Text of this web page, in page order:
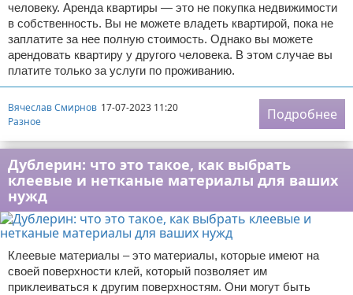
человеку. Аренда квартиры — это не покупка недвижимости
в собственность. Вы не можете владеть квартирой, пока не
заплатите за нее полную стоимость. Однако вы можете
арендовать квартиру у другого человека. В этом случае вы
платите только за услуги по проживанию.
Вячеслав Смирнов 17-07-2023 11:20
Разное
Подробнее
Дублерин: что это такое, как выбрать
клеевые и нетканые материалы для ваших
нужд
Клеевые материалы – это материалы, которые имеют на
своей поверхности клей, который позволяет им
приклеиваться к другим поверхностям. Они могут быть